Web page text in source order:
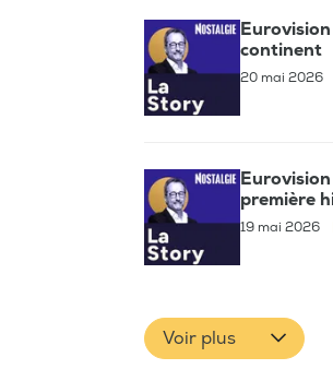
continent
20 mai 2026
première
19 mai 2026
Voir plus